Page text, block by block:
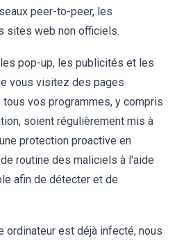
peer-to-peer, les
sites web non officiels.
pop-up, les publicités et les
vous visitez des pages
vos programmes, y compris
soient régulièrement mis à
protection proactive en
routine des maliciels à l'aide
afin de détecter et de
ordinateur est déjà infecté, nous